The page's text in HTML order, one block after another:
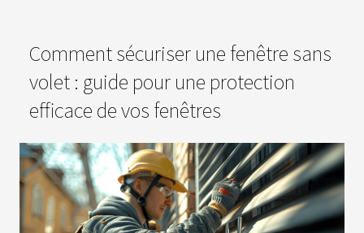
Comment sécuriser une fenêtre sans
volet : guide pour une protection
efficace de vos fenêtres